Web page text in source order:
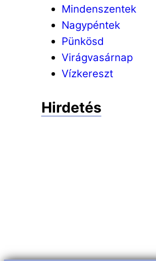
Mindenszentek
Nagypéntek
Pünkösd
Virágvasárnap
Vízkereszt
Hirdetés